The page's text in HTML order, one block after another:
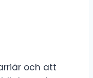
och att